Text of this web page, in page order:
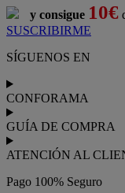
y consigue 10€
SUSCRIBIRME
SÍGUENOS EN
CONFORAMA
GUÍA DE COMPRA
ATENCIÓN AL
Pago 100% Seguro